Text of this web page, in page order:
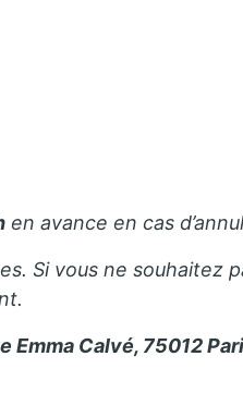
en avance en cas
Si vous ne souhaitez
Emma Calvé, 75012